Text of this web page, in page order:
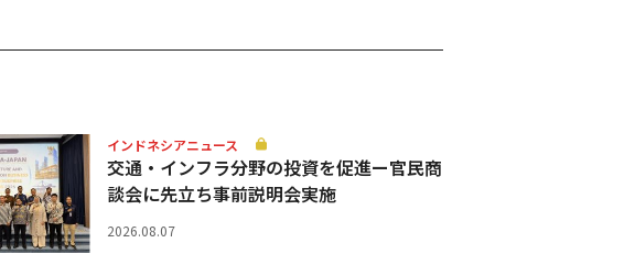
インドネシアニュース
交通・インフラ分野の投資を促進ー官民商
談会に先立ち事前説明会実施
2026.08.07